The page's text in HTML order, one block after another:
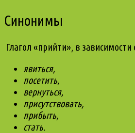
Синонимы
Глагол «прийти», в
явиться,
посетить,
вернуться,
присутствовать,
прибыть,
стать.